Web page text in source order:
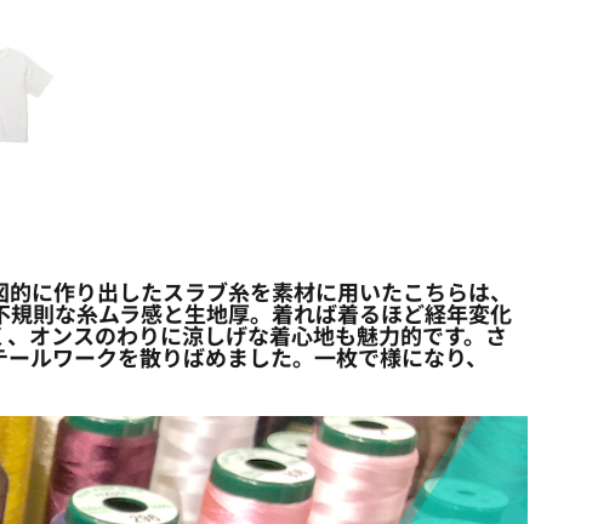
に作り出したスラブ糸を素材に用いたこちらは、
則な糸ムラ感と生地厚。着れば着るほど経年変化
オンスのわりに涼しげな着心地も魅力的です。さ
ルワークを散りばめました。一枚で様になり、